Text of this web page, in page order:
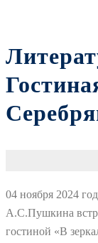
04 ноября 2024
А.С.Пушкина
гостиной «В